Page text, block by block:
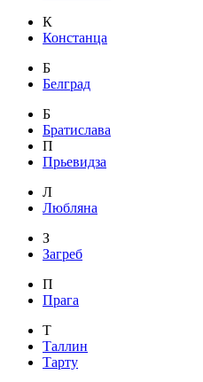
К
Констанца
Б
Белград
Б
Братислава
П
Прьевидза
Л
Любляна
З
Загреб
П
Прага
Т
Таллин
Тарту